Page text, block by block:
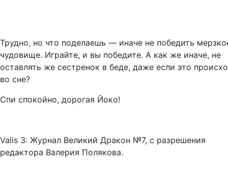
Трудно, но что поделаешь — иначе не победить
чудовище. Играйте, и вы победите. А как же иначе, не
оставлять же сестренок в беде, даже если это
во сне?
Спи спокойно, дорогая Йоко!
Valis 3: Журнал Великий Дракон №7, с разрешения
редактора Валерия Полякова.